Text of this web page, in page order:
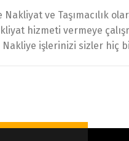
ve Taşımacılık
hizmeti vermeye
Nakliye işlerinizi sizler hiç